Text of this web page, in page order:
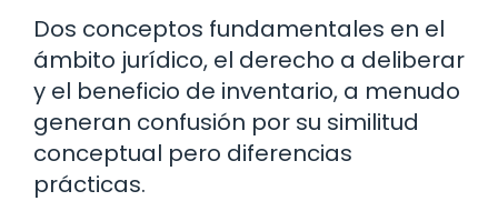
Dos conceptos fundamentales en el
ámbito jurídico, el derecho a deliberar
y el beneficio de inventario, a menudo
generan confusión por su similitud
conceptual pero diferencias
prácticas.